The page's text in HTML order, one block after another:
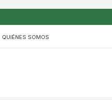
QUIÉNES SOMOS